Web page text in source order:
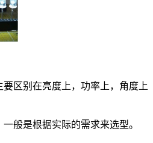
区别在亮度上，功率上，角度上
般是根据实际的需求来选型。